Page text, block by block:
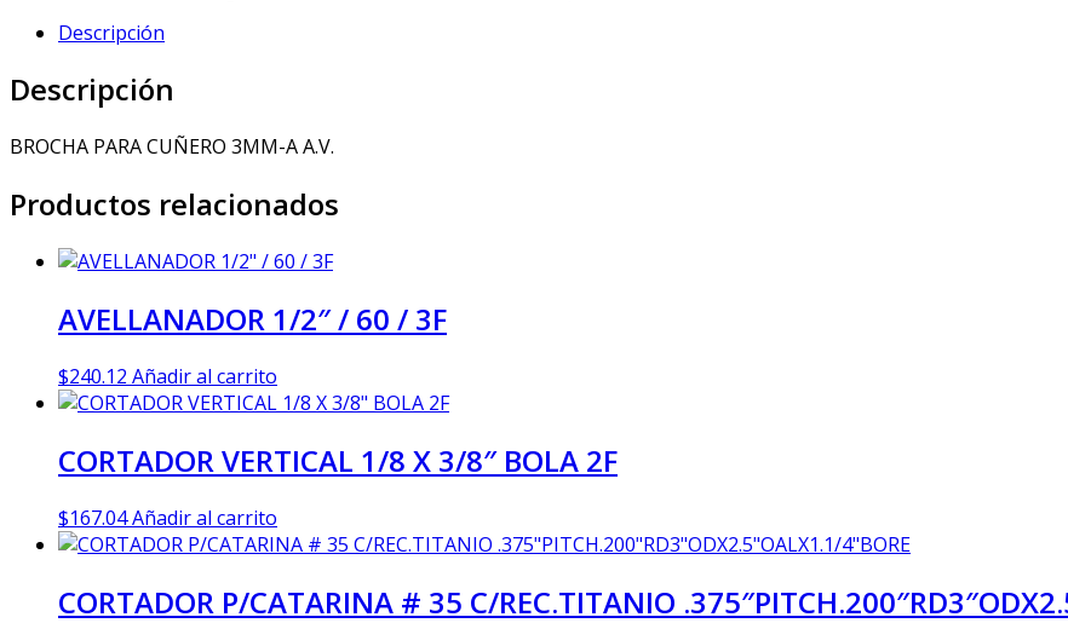
Descripción
Descripción
BROCHA PARA CUÑERO 3MM-A A.V.
Productos relacionados
AVELLANADOR 1/2″ / 60 / 3F
$240.12 Añadir al carrito
CORTADOR VERTICAL 1/8 X 3/8″ BOLA 2F
$167.04Añadir al carrito
CORTADOR P/CATARINA # 35 C/REC.TITANIO